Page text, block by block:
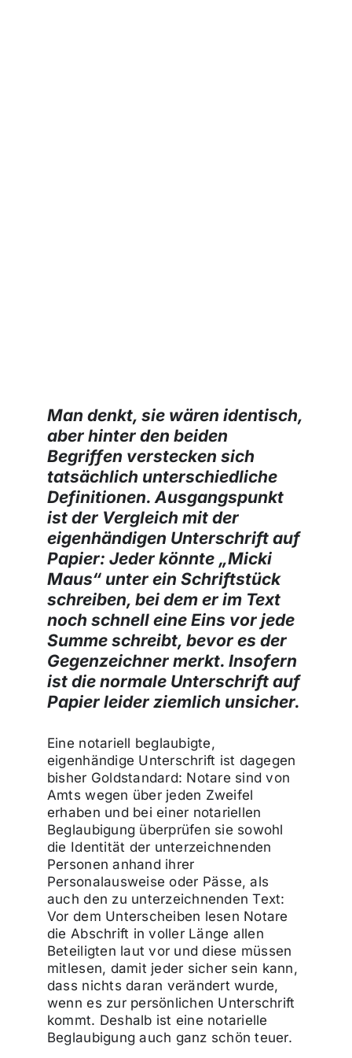
Man denkt, sie wären identisch,
aber hinter den beiden
Begriffen verstecken sich
tatsächlich unterschiedliche
Definitionen. Ausgangspunkt
ist der Vergleich mit der
eigenhändigen Unterschrift auf
Papier: Jeder könnte „Micki
Maus“ unter ein Schriftstück
schreiben, bei dem er im Text
noch schnell eine Eins vor jede
Summe schreibt, bevor es der
Gegenzeichner merkt. Insofern
ist die normale Unterschrift auf
Papier leider ziemlich unsicher.
Eine notariell beglaubigte,
eigenhändige Unterschrift ist dagegen
bisher Goldstandard: Notare sind von
Amts wegen über jeden Zweifel
erhaben und bei einer notariellen
Beglaubigung überprüfen sie sowohl
die Identität der unterzeichnenden
Personen anhand ihrer
Personalausweise oder Pässe, als
auch den zu unterzeichnenden Text:
Vor dem Unterscheiben lesen Notare
die Abschrift in voller Länge allen
Beteiligten laut vor und diese müssen
mitlesen, damit jeder sicher sein kann,
dass nichts daran verändert wurde,
wenn es zur persönlichen Unterschrift
kommt. Deshalb ist eine notarielle
Beglaubigung auch ganz schön teuer.